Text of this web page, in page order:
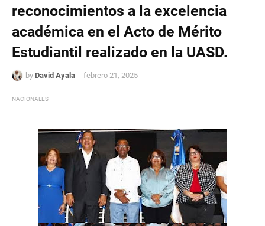
reconocimientos a la excelencia
académica en el Acto de Mérito
Estudiantil realizado en la UASD.
by David Ayala febrero 21, 2025
NACIONALES